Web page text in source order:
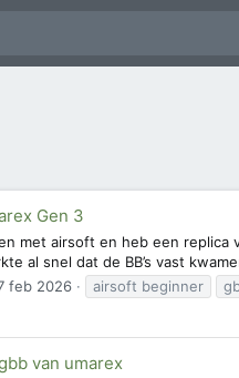
Gen 3
met airsoft en heb een
al snel dat de BB’s vast
feb 2026 airsoft beginner
van umarex